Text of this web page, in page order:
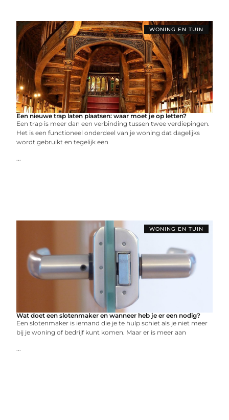
WONING EN TUIN
Een nieuwe trap laten plaatsen: waar moet je op letten?
Een trap is meer dan een verbinding tussen twee verdiepingen.
Het is een functioneel onderdeel van je woning dat dagelijks
wordt gebruikt en tegelijk een
...
WONING EN TUIN
Wat doet een slotenmaker en wanneer heb je er een nodig?
Een slotenmaker is iemand die je te hulp schiet als je niet meer
bij je woning of bedrijf kunt komen. Maar er is meer aan
...